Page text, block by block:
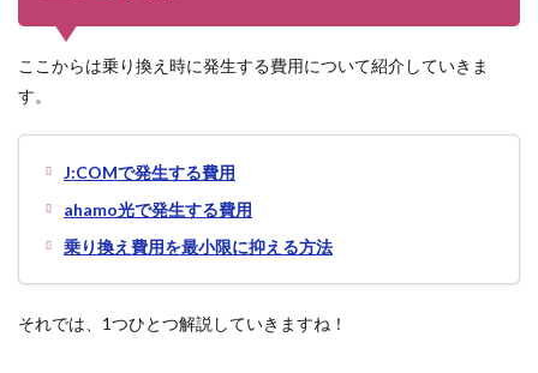
ここからは乗り換え時に発生する費用について紹介していきま
す。
J:COMで発生する費用
ahamo光で発生する費用
乗り換え費用を最小限に抑える方法
それでは、1つひとつ解説していきますね！